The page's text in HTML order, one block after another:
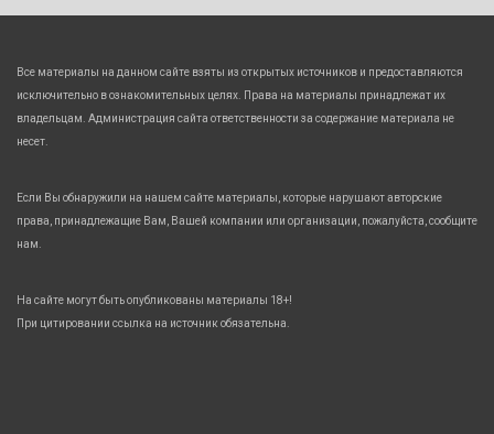
Все материалы на данном сайте взяты из открытых источников и предоставляются
исключительно в ознакомительных целях. Права на материалы принадлежат их
владельцам. Администрация сайта ответственности за содержание материала не
несет.
Если Вы обнаружили на нашем сайте материалы, которые нарушают авторские
права, принадлежащие Вам, Вашей компании или организации, пожалуйста, сообщите
нам.
На сайте могут быть опубликованы материалы 18+!
При цитировании ссылка на источник обязательна.